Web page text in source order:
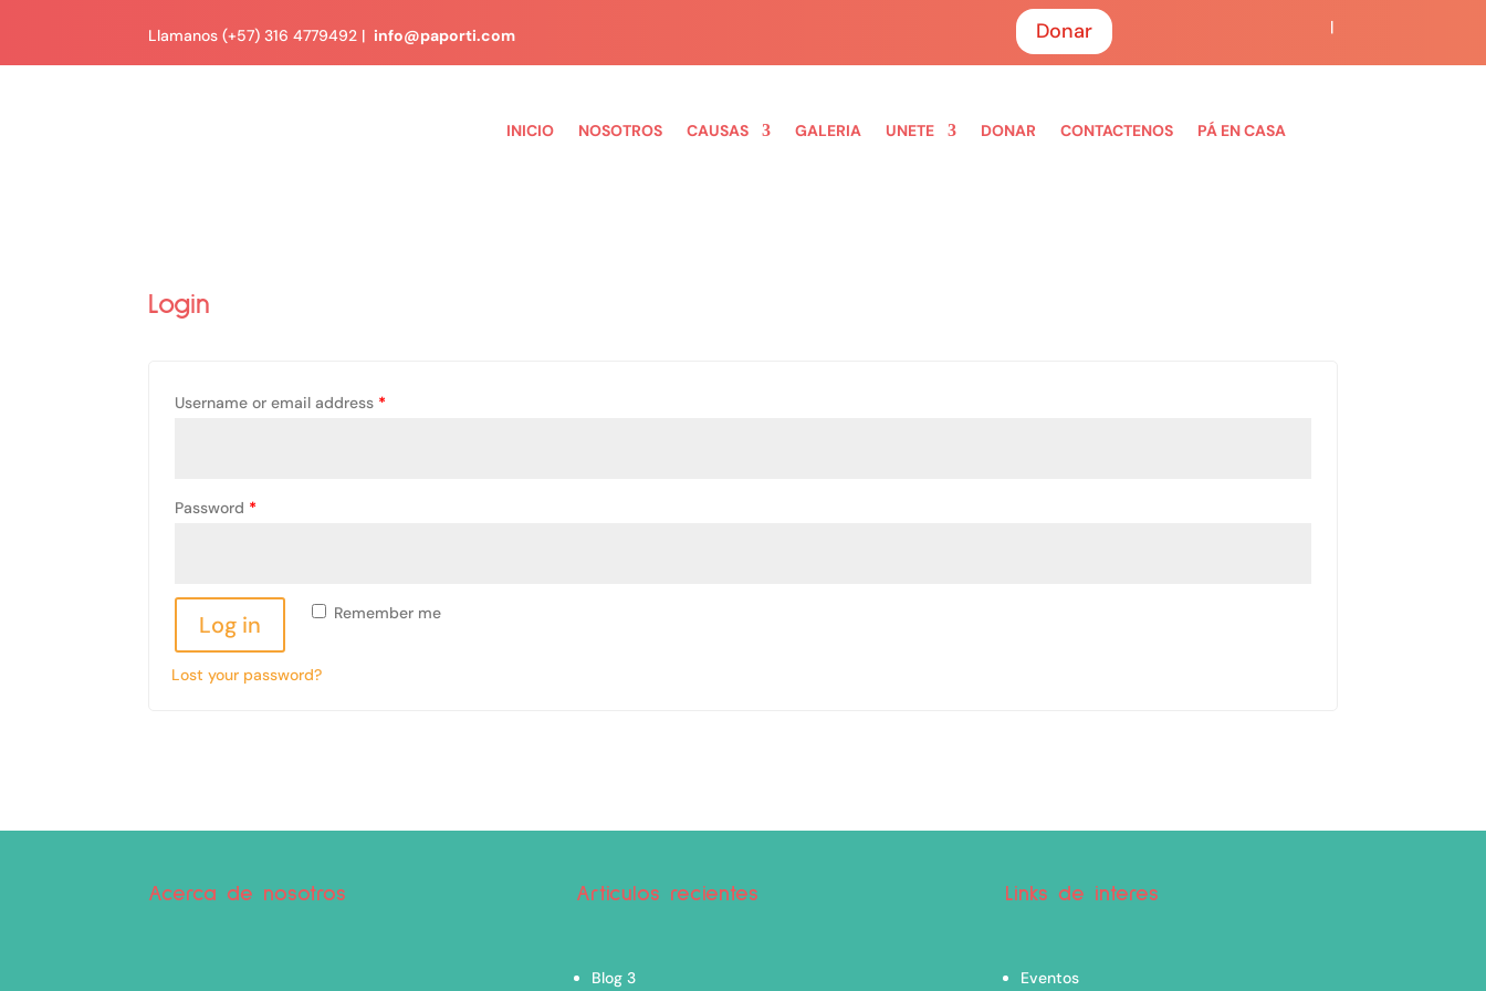
Llamanos (+57) 316 4779492 | info@paporti.com Donar |
INICIO NOSOTROS CAUSAS GALERIA UNETE DONAR CONTACTENOS PÁ EN CASA
Login
Username or email address *
Password *
Remember me
Log in
Lost your password?
Acerca de nosotros Articulos recientes
Blog 3
Links de interes
Eventos